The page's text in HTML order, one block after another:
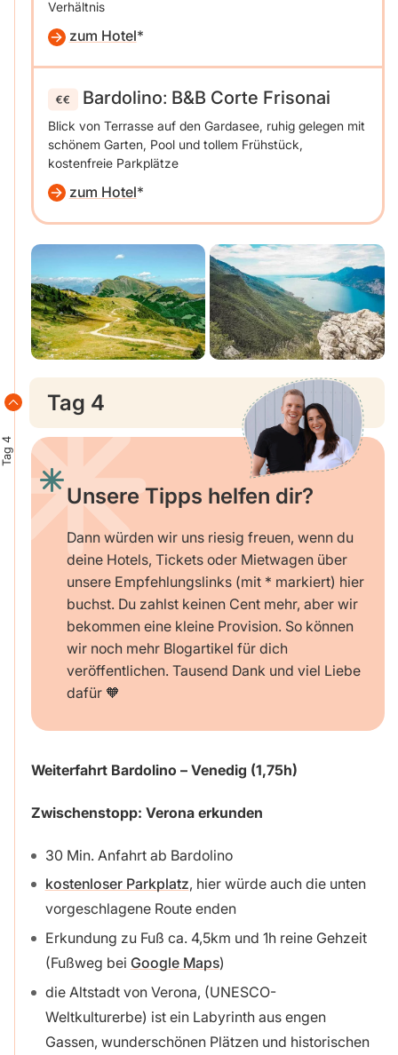
Verhältnis
zum Hotel
Bardolino: B&B Corte Frisonai
Blick von Terrasse auf den Gardasee, ruhig gelegen mit
schönem Garten, Pool und tollem Frühstück,
kostenfreie Parkplätze
zum Hotel
Tag 4
Tag 4
Unsere Tipps helfen dir?
Dann würden wir uns riesig freuen, wenn du
deine Hotels, Tickets oder Mietwagen über
unsere Empfehlungslinks (mit * markiert) hier
buchst. Du zahlst keinen Cent mehr, aber wir
bekommen eine kleine Provision. So können
wir noch mehr Blogartikel für dich
veröffentlichen. Tausend Dank und viel Liebe
dafür 🧡
Weiterfahrt Bardolino – Venedig (1,75h)
Zwischenstopp: Verona erkunden
30 Min. Anfahrt ab Bardolino
kostenloser Parkplatz, hier würde auch die unten
vorgeschlagene Route enden
Erkundung zu Fuß ca. 4,5km und 1h reine Gehzeit
(Fußweg bei Google Maps)
die Altstadt von Verona, (UNESCO-
Weltkulturerbe) ist ein Labyrinth aus engen
Gassen, wunderschönen Plätzen und historischen